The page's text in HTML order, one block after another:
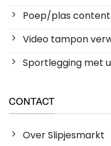
Poep/plas content
Video tampon
Sportlegging met
CONTACT
Over Slipjesmarkt